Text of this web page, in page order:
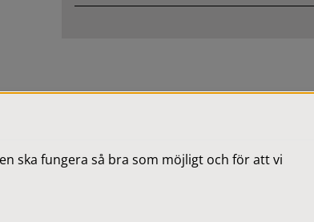
ska fungera så bra som möjligt och för att vi